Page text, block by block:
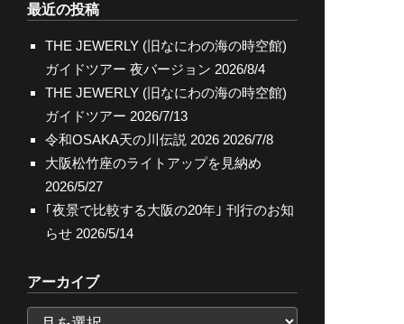
最近の投稿
THE JEWERLY (旧なにわの海の時空館)
ガイドツアー 夜バージョン 2026/8/4
THE JEWERLY (旧なにわの海の時空館)
ガイドツアー 2026/7/13
令和OSAKA天の川伝説 2026 2026/7/8
大阪松竹座のライトアップを見納め
2026/5/27
｢夜景で比較する大阪の20年｣ 刊行のお知
らせ 2026/5/14
アーカイブ